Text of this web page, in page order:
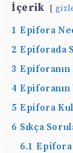
İçerik
1 Epifora
2 Epiforada
3 Epiforanın
4 Epiforanın
5 Epifora
6 Sıkça
6.1 Epifora